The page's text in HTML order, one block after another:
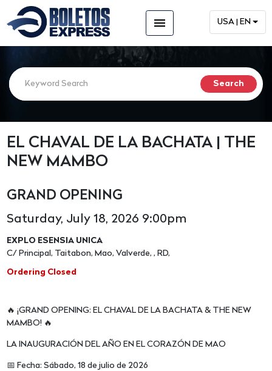
menu USA | EN
EL CHAVAL DE LA BACHATA | THE
NEW MAMBO
GRAND OPENING
Saturday, July 18, 2026 9:00pm
EXPLO ESENSIA UNICA
C/ Principal, Taitabon, Mao, Valverde, , RD,
Ordering Closed
🔥 ¡GRAND OPENING: EL CHAVAL DE LA BACHATA & THE NEW
MAMBO! 🔥
LA INAUGURACIÓN DEL AÑO EN EL CORAZÓN DE MAO
📅 Fecha: Sábado, 18 de julio de 2026